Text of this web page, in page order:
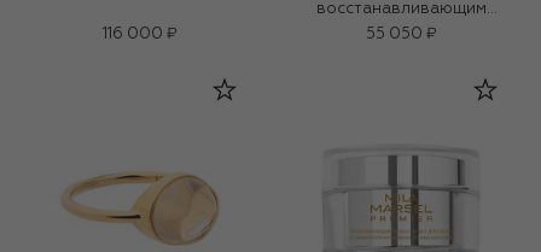
116 000 ₽
восстанавливающим
пептидом (30ml)
55 050 ₽